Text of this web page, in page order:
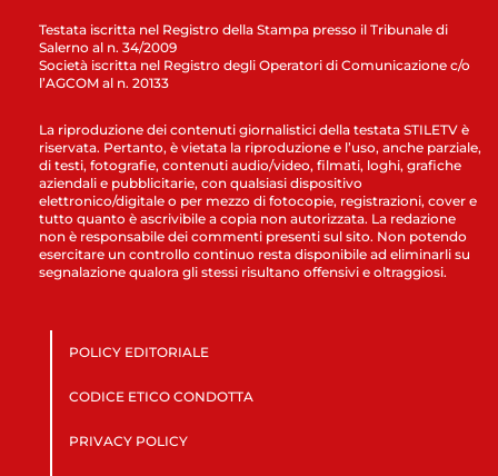
Testata iscritta nel Registro della Stampa presso il Tribunale di
Salerno al n. 34/2009
Società iscritta nel Registro degli Operatori di Comunicazione c/o
l’AGCOM al n. 20133
La riproduzione dei contenuti giornalistici della testata STILETV è
riservata. Pertanto, è vietata la riproduzione e l’uso, anche parziale,
di testi, fotografie, contenuti audio/video, filmati, loghi, grafiche
aziendali e pubblicitarie, con qualsiasi dispositivo
elettronico/digitale o per mezzo di fotocopie, registrazioni, cover e
tutto quanto è ascrivibile a copia non autorizzata. La redazione
non è responsabile dei commenti presenti sul sito. Non potendo
esercitare un controllo continuo resta disponibile ad eliminarli su
segnalazione qualora gli stessi risultano offensivi e oltraggiosi.
POLICY EDITORIALE
CODICE ETICO CONDOTTA
PRIVACY POLICY